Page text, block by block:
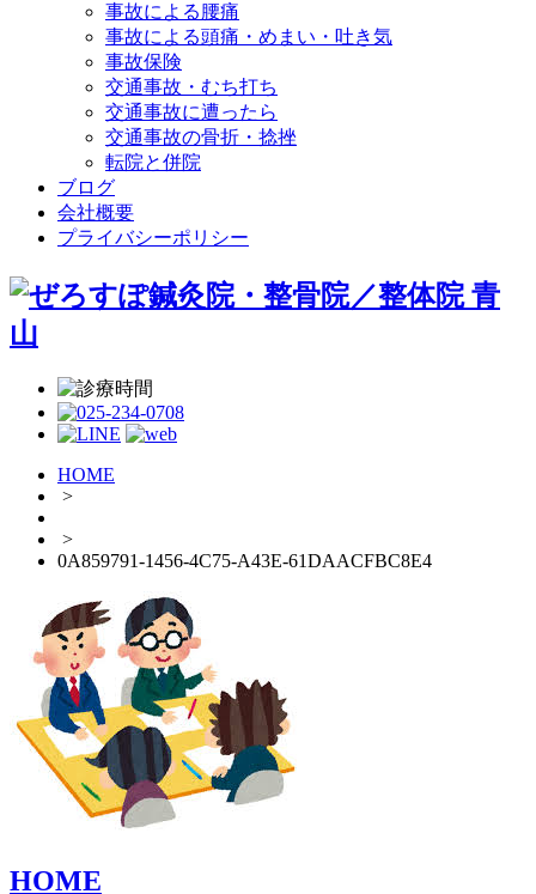
事故による腰痛
事故による頭痛・めまい・吐き気
事故保険
交通事故・むち打ち
交通事故に遭ったら
交通事故の骨折・捻挫
転院と併院
ブログ
会社概要
プライバシーポリシー
HOME
>
>
0A859791-1456-4C75-A43E-61DAACFBC8E4
HOME